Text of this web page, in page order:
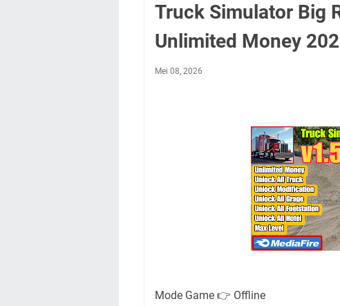
Truck Simulator Big
Unlimited Money
Mei 08, 2026
Mode Game 👉 Offline